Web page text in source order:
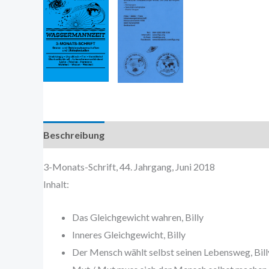
Beschreibung
3-Monats-Schrift, 44. Jahrgang, Juni 2018
Inhalt:
Das Gleichgewicht wahren, Billy
Inneres Gleichgewicht, Billy
Der Mensch wählt selbst seinen Lebensweg,